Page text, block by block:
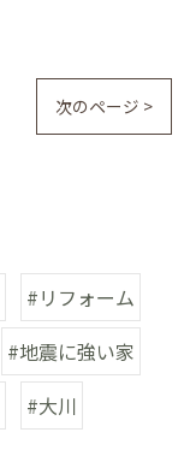
次のページ >
#リフォーム
#地震に強い家
#大川